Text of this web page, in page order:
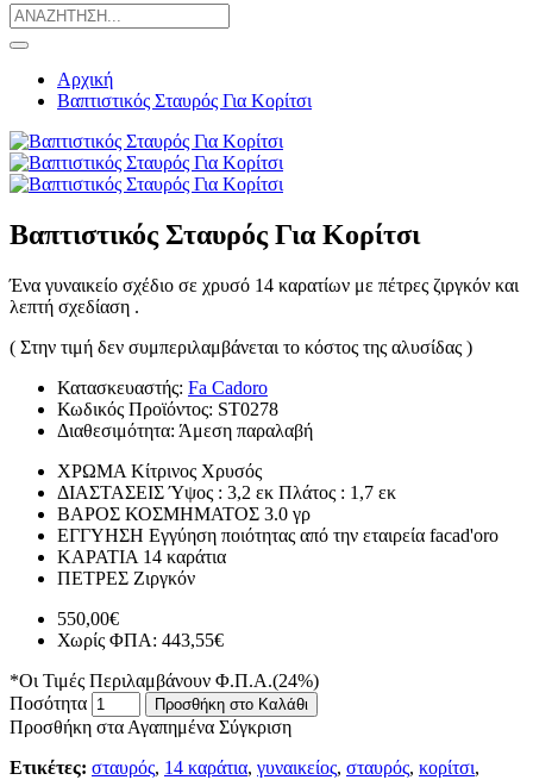
Αρχική
Βαπτιστικός Σταυρός Για Κορίτσι
Βαπτιστικός Σταυρός Για Κορίτσι
Ένα γυναικείο σχέδιο σε χρυσό 14 καρατίων με πέτρες ζιργκόν και
λεπτή σχεδίαση .
( Στην τιμή δεν συμπεριλαμβάνεται το κόστος της αλυσίδας )
Κατασκευαστής: Fa Cadoro
Κωδικός Προϊόντος: ST0278
Διαθεσιμότητα: Άμεση παραλαβή
ΧΡΩΜΑ Κίτρινος Χρυσός
ΔΙΑΣΤΑΣΕΙΣ Ύψος : 3,2 εκ Πλάτος : 1,7 εκ
ΒΑΡΟΣ ΚΟΣΜΗΜΑΤΟΣ 3.0 γρ
ΕΓΓΥΗΣΗ Εγγύηση ποιότητας από την εταιρεία facad'oro
ΚΑΡΑΤΙΑ 14 καράτια
ΠΕΤΡΕΣ Ζιργκόν
550,00€
Χωρίς ΦΠΑ: 443,55€
*Οι Τιμές Περιλαμβάνουν Φ.Π.Α.(24%)
Ποσότητα
Προσθήκη στο Καλάθι
Προσθήκη στα Αγαπημένα Σύγκριση
Ετικέτες: σταυρός, 14 καράτια, γυναικείος, σταυρός, κορίτσι,